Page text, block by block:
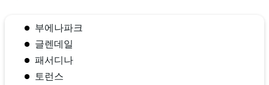
부에나파크
글렌데일
패서디나
토런스